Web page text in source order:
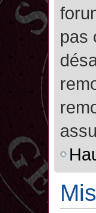
pas